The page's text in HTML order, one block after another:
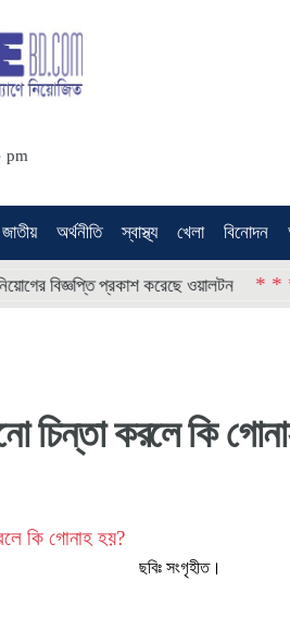
pm
জাতীয় অর্থনীতি স্বাস্থ্য খেলা বিনোদন
প্রকাশ করেছে ওয়ালটন * * * *
চিন্তা করলে কি
ছবিঃ সংগৃহীত।